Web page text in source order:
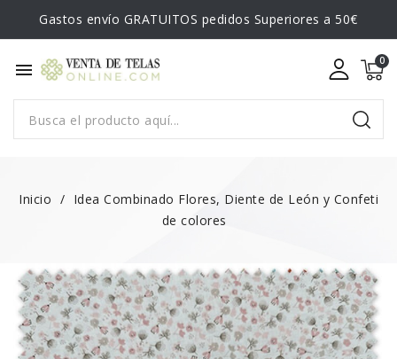
Gastos envío GRATUITOS pedidos Superiores a 50€
menu
Inicio
Idea Combinado Flores, Diente de León y Confeti
de colores
FUERA DE STOCK